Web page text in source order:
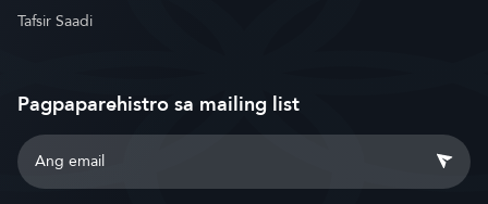
Tafsir Saadi
Pagpaparehistro sa mailing list